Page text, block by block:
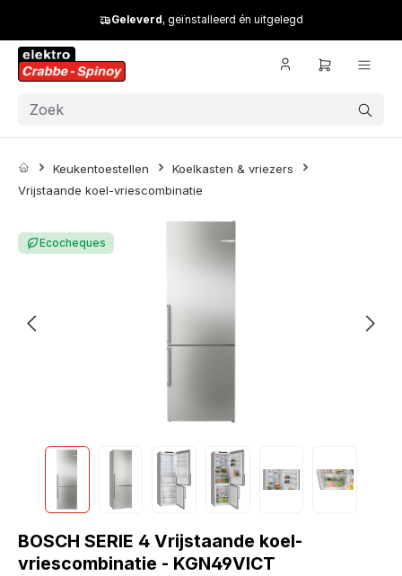
Skip to main contentGeleverd , geïnstalleerd én uitgelegd
Keukentoestellen
Koelkasten & vriezers
Vrijstaande koel-vriescombinatie
Ecocheques
BOSCH SERIE 4 Vrijstaande koel-
vriescombinatie - KGN49VICT